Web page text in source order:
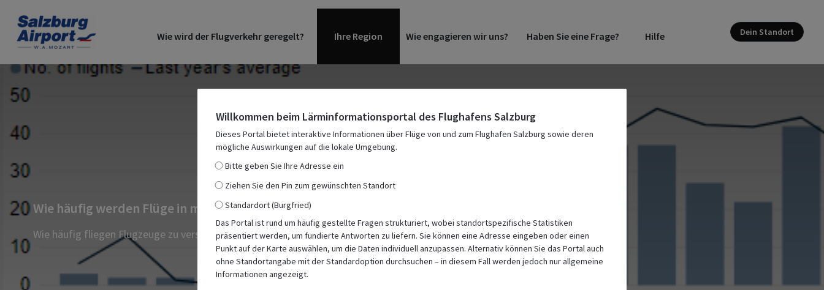
Dein Standort
Willkommen beim Lärminformationsportal des Flughafens Salzburg
Dieses Portal bietet interaktive Informationen über Flüge von und zum Flughafen Salzburg sowie deren
mögliche Auswirkungen auf die lokale Umgebung.
Bitte geben Sie Ihre Adresse ein
Ziehen Sie den Pin zum gewünschten Standort
Standardort (Burgfried)
Das Portal ist rund um häufig gestellte Fragen strukturiert, wobei standortspezifische Statistiken
präsentiert werden, um fundierte Antworten zu liefern. Sie können eine Adresse eingeben oder einen
Punkt auf der Karte auswählen, um die Daten individuell anzupassen. Alternativ können Sie das Portal auch
ohne Standortangabe mit der Standardoption durchsuchen – in diesem Fall werden jedoch nur allgemeine
Informationen angezeigt.
Wie wird der Flugverkehr geregelt Ihre Region Wie engagieren wir uns Haben Sie eine Frage Hilfe
Wie häufig werden Flüge in meiner Umgebung durchgeführt?
Wie häufig fliegen Flugzeuge zu verschiedenen Tageszeiten in meiner Umgebung? Hier erfahren Sie mehr.